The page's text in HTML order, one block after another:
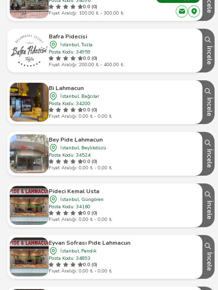
0.0 (0)
Fiyat Aralığı: 100,00 ₺ - 300,00 ₺
İncele
Bafra Pidecisi
İstanbul, Tuzla
Posta Kodu: 34959
0.0 (0)
Fiyat Aralığı: 200,00 ₺ - 400,00 ₺
İncele
Bi Lahmacun
İstanbul, Bağcılar
Posta Kodu: 34200
0.0 (0)
Fiyat Aralığı: 0,00 ₺ - 0,00 ₺
İncele
Bey Pide Lahmacun
İstanbul, Beylikdüzü
Posta Kodu: 34524
0.0 (0)
Fiyat Aralığı: 0,00 ₺ - 0,00 ₺
İncele
Pideci Kemal Usta
İstanbul, Güngören
Posta Kodu: 34160
0.0 (0)
Fiyat Aralığı: 0,00 ₺ - 0,00 ₺
İncele
Eyvan Sofrası Pide Lahmacun
İstanbul, Pendik
Posta Kodu: 34893
0.0 (0)
Fiyat Aralığı: 0,00 ₺ - 0,00 ₺
İncele